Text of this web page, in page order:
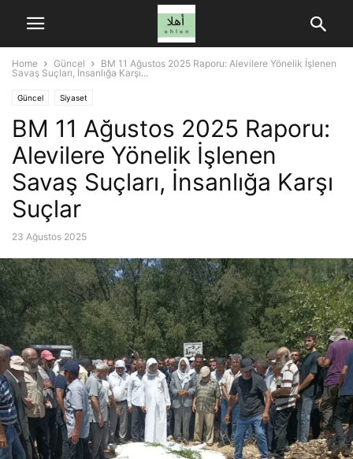
Home Güncel
BM 11 Ağustos 2025 Raporu: Alevilere Yönelik İşlenen
Savaş Suçları, İnsanlığa Karşı...
Güncel Siyaset
BM 11 Ağustos 2025 Raporu:
Alevilere Yönelik İşlenen
Savaş Suçları, İnsanlığa Karşı
Suçlar
23 Ağustos 2025